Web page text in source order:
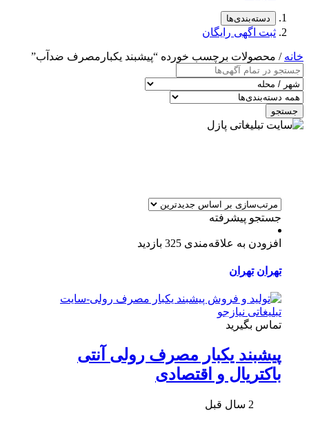
دسته‌بندی‌ها
ثبت اگهی رایگان
خانه / محصولات برچسب خورده “پیشبند یکبارمصرف ضدآب”
جستجو
جستجو پیشرفته
افزودن به علاقه‌مندی 325 بازدید
تهران تهران
تماس بگیرید
پیشبند یکبار مصرف رولی آنتی
باکتریال و اقتصادی
2 سال قبل